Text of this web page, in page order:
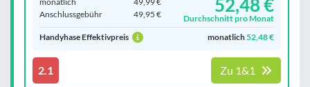
Anschluss­gebühr
49,95 € 52,48 €
Durchschnitt pro Monat
Handyhase Effektivpreis
monatlich52,48 €
2.1 Zu 1&1